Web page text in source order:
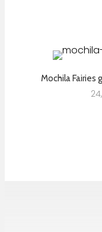
Mochila Fairies